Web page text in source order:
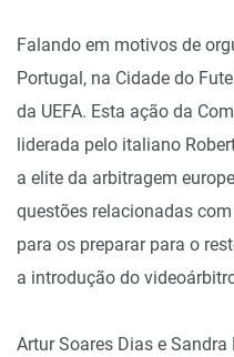
Falando em motivos de
Portugal, na Cidade do
da UEFA. Esta ação da
liderada pelo italiano
a elite da arbitragem
questões relacionadas
para os preparar para o
a introdução do
Artur Soares Dias e Sandra